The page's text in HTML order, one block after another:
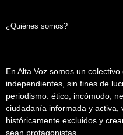
¿Quiénes somos?
En Alta Voz somos un
independientes, sin fines de
periodismo: ético, incómodo,
ciudadanía informada y activa,
históricamente excluidos y
sean protagonistas.